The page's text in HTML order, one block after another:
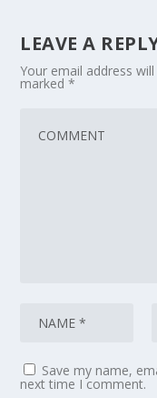
LEAVE A
Your email address
marked*
Save my name,
next time I comment.